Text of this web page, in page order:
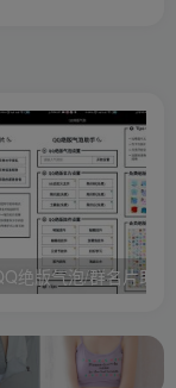
绝版气泡/群名片助手